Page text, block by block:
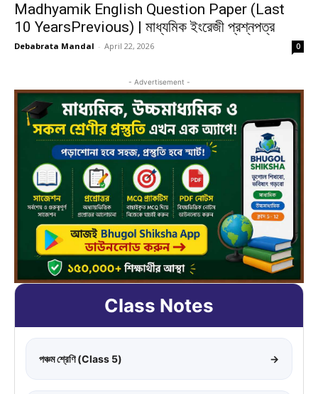
Madhyamik English Question Paper (Last
10 YearsPrevious) | মাধ্যমিক ইংরেজী প্রশ্নপত্র
Debabrata Mandal - April 22, 2026 0
- Advertisement -
Class Notes
পঞ্চম শ্রেণি (Class 5) →